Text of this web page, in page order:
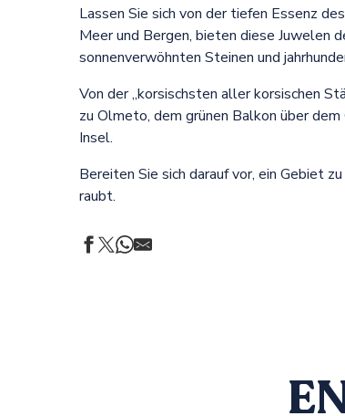
Lassen Sie sich von der tiefen Essenz
Meer und Bergen, bieten diese Juwelen
sonnenverwöhnten Steinen und
Von der „korsischsten aller korsischen
zu Olmeto, dem grünen Balkon über
Insel.
Bereiten Sie sich darauf vor, ein Gebiet
raubt.